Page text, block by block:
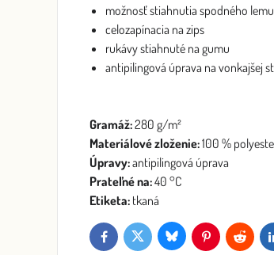
možnosť stiahnutia spodného
celozapínacia na zips
rukávy stiahnuté na gumu
antipilingová úprava na vonkajšej
Gramáž:280 g/m²
Materiálové zloženie:100 %
Úpravy:antipilingová úprava
Prateľné na:40 °C
Etiketa: tkaná
FacebookTwitter Bluesky PinterestReddit